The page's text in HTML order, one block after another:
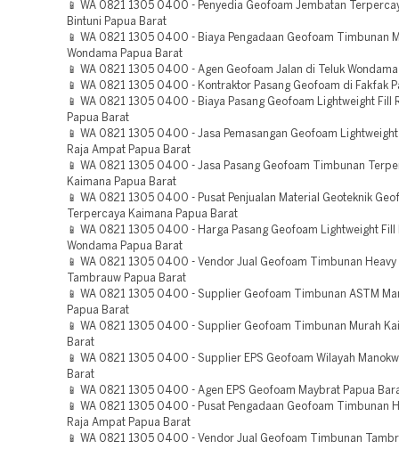
📱 WA 0821 1305 0400 - Penyedia Geofoam Jembatan
Bintuni Papua Barat
📱 WA 0821 1305 0400 - Biaya Pengadaan Geofoam Timbunan
Wondama Papua Barat
📱 WA 0821 1305 0400 - Agen Geofoam Jalan di Teluk
📱 WA 0821 1305 0400 - Kontraktor Pasang Geofoam di Fakfak
📱 WA 0821 1305 0400 - Biaya Pasang Geofoam Lightweight Fill
Papua Barat
📱 WA 0821 1305 0400 - Jasa Pemasangan Geofoam
Raja Ampat Papua Barat
📱 WA 0821 1305 0400 - Jasa Pasang Geofoam Timbunan
Kaimana Papua Barat
📱 WA 0821 1305 0400 - Pusat Penjualan Material Geoteknik
Terpercaya Kaimana Papua Barat
📱 WA 0821 1305 0400 - Harga Pasang Geofoam Lightweight Fill
Wondama Papua Barat
📱 WA 0821 1305 0400 - Vendor Jual Geofoam Timbunan Heavy
Tambrauw Papua Barat
📱 WA 0821 1305 0400 - Supplier Geofoam Timbunan ASTM
Papua Barat
📱 WA 0821 1305 0400 - Supplier Geofoam Timbunan Murah
Barat
📱 WA 0821 1305 0400 - Supplier EPS Geofoam Wilayah
Barat
📱 WA 0821 1305 0400 - Agen EPS Geofoam Maybrat Papua
📱 WA 0821 1305 0400 - Pusat Pengadaan Geofoam Timbunan
Raja Ampat Papua Barat
📱 WA 0821 1305 0400 - Vendor Jual Geofoam Timbunan